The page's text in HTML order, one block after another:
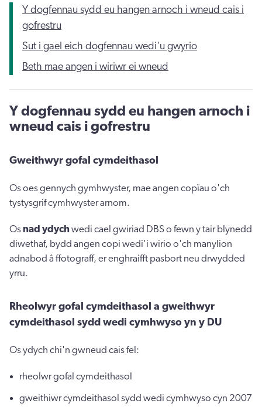
Y dogfennau sydd eu hangen arnoch i wneud cais i
gofrestru
Sut i gael eich dogfennau wedi'u gwyrio
Beth mae angen i wiriwr ei wneud
Y dogfennau sydd eu hangen arnoch i
wneud cais i gofrestru
Gweithwyr gofal cymdeithasol
Os oes gennych gymhwyster, mae angen copïau o'ch
tystysgrif cymhwyster arnom.
Os nad ydychwedi cael gwiriad DBS o fewn y tair blynedd
diwethaf, bydd angen copi wedi'i wirio o'ch manylion
adnabod â ffotograff, er enghraifft pasbort neu drwydded
yrru.
Rheolwyr gofal cymdeithasol a gweithwyr
cymdeithasol sydd wedi cymhwyso yn y DU
Os ydych chi'n gwneud cais fel:
rheolwr gofal cymdeithasol
gweithiwr cymdeithasol sydd wedi cymhwyso cyn 2007